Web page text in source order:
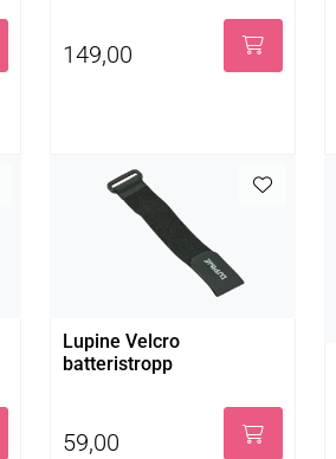
149,00
Lupine Velcro
batteristropp
59,00